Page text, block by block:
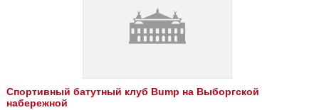
Спортивный батутный клуб Bump на Выборгской
набережной